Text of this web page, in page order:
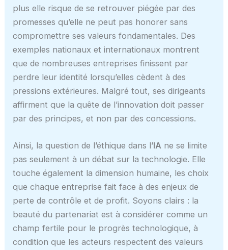
plus elle risque de se retrouver piégée par des
promesses qu’elle ne peut pas honorer sans
compromettre ses valeurs fondamentales. Des
exemples nationaux et internationaux montrent
que de nombreuses entreprises finissent par
perdre leur identité lorsqu’elles cèdent à des
pressions extérieures. Malgré tout, ses dirigeants
affirment que la quête de l’innovation doit passer
par des principes, et non par des concessions.
Ainsi, la question de l’éthique dans l’IA ne se limite
pas seulement à un débat sur la technologie. Elle
touche également la dimension humaine, les choix
que chaque entreprise fait face à des enjeux de
perte de contrôle et de profit. Soyons clairs : la
beauté du partenariat est à considérer comme un
champ fertile pour le progrès technologique, à
condition que les acteurs respectent des valeurs